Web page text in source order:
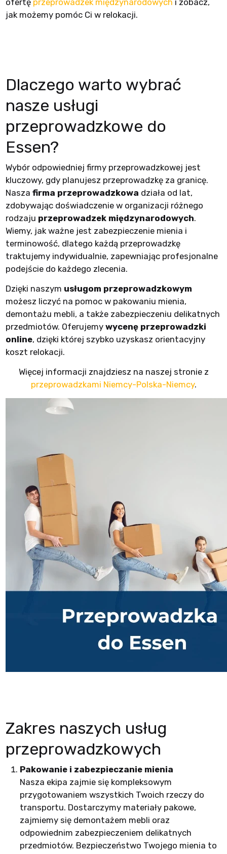
jak możemy pomóc Ci w relokacji.
Dlaczego warto wybrać
nasze usługi
przeprowadzkowe do
Essen?
Wybór odpowiedniej firmy przeprowadzkowej jest
kluczowy, gdy planujesz przeprowadzkę za granicę.
Nasza firma przeprowadzkowa działa od lat,
zdobywając doświadczenie w organizacji różnego
rodzaju przeprowadzek międzynarodowych.
Wiemy, jak ważne jest zabezpieczenie mienia i
terminowość, dlatego każdą przeprowadzkę
traktujemy indywidualnie, zapewniając profesjonalne
podejście do każdego zlecenia.
Dzięki naszym usługom przeprowadzkowym
możesz liczyć na pomoc w pakowaniu mienia,
demontażu mebli, a także zabezpieczeniu delikatnych
przedmiotów. Oferujemy wycenę przeprowadzki
online, dzięki której szybko uzyskasz orientacyjny
koszt relokacji.
Więcej informacji znajdziesz na naszej stronie z
przeprowadzkami Niemcy-Polska-Niemcy.
Zakres naszych usług
przeprowadzkowych
Pakowanie i zabezpieczanie mienia
Nasza ekipa zajmie się kompleksowym
przygotowaniem wszystkich Twoich rzeczy do
transportu. Dostarczymy materiały pakowe,
zajmiemy się demontażem mebli oraz
odpowiednim zabezpieczeniem delikatnych
przedmiotów. Bezpieczeństwo Twojego mienia to